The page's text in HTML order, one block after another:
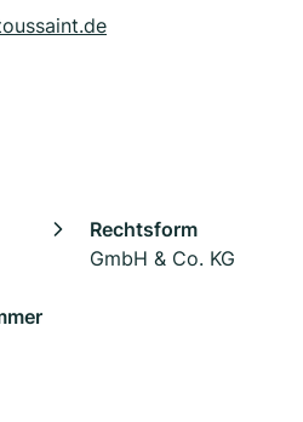
Rechtsform
GmbH & Co. KG